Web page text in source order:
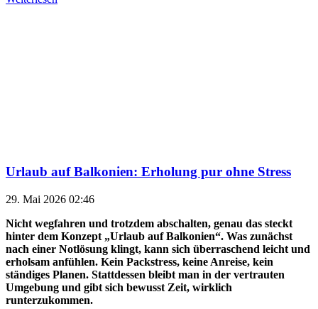
Urlaub auf Balkonien: Erholung pur ohne Stress
29. Mai 2026 02:46
Nicht wegfahren und trotzdem abschalten, genau das steckt
hinter dem Konzept „Urlaub auf Balkonien“. Was zunächst
nach einer Notlösung klingt, kann sich überraschend leicht und
erholsam anfühlen. Kein Packstress, keine Anreise, kein
ständiges Planen. Stattdessen bleibt man in der vertrauten
Umgebung und gibt sich bewusst Zeit, wirklich
runterzukommen.